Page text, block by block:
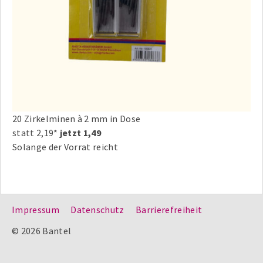
20 Zirkelminen à 2 mm in Dose
statt 2,19* jetzt 1,49
Solange der Vorrat reicht
Impressum Datenschutz
Barrierefreiheit
© 2026 Bantel